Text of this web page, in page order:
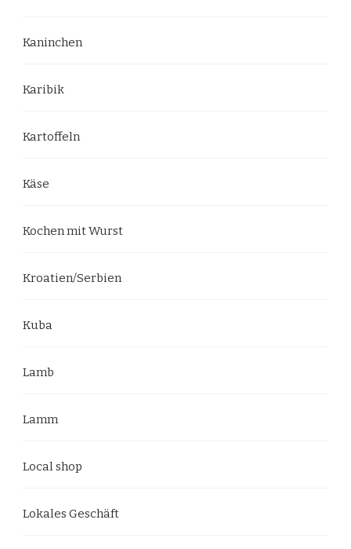
Kaninchen
Karibik
Kartoffeln
Käse
Kochen mit Wurst
Kroatien/Serbien
Kuba
Lamb
Lamm
Local shop
Lokales Geschäft